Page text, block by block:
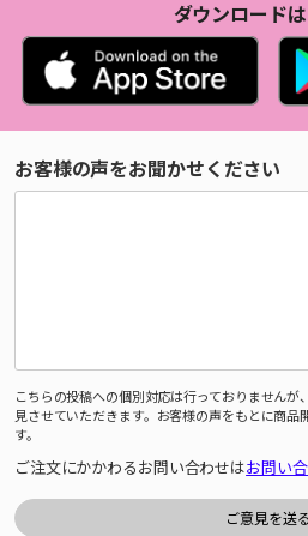
ダウンロード
お客様の声をお聞かせください
こちらの投稿への個別対応は行っておりません
見させていただきます。お客様の声をもとに商品
す。
ご注文にかかわるお問い合わせはお問い